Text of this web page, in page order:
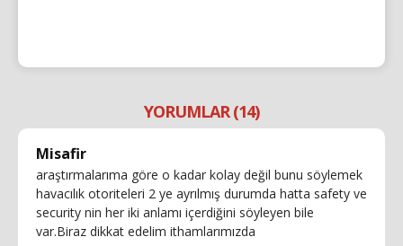
YORUMLAR (14)
Misafir
araştırmalarıma göre o kadar kolay değil bunu söylemek
havacılık otoriteleri 2 ye ayrılmış durumda hatta safety ve
security nin her iki anlamı içerdiğini söyleyen bile
var.Biraz dikkat edelim ithamlarımızda